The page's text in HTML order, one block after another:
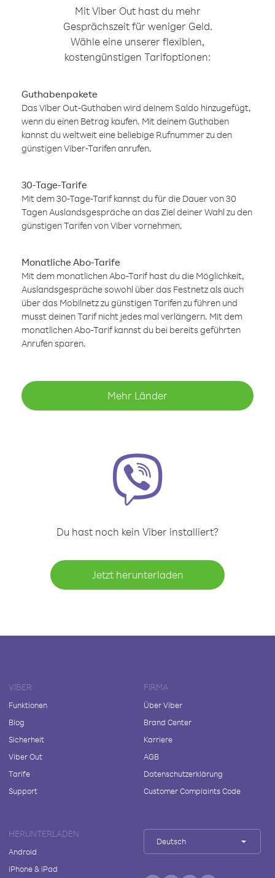
Mit Viber Out hast du mehr
Gesprächszeit für weniger Geld.
Wähle eine unserer flexiblen,
kostengünstigen Tarifoptionen:
Guthabenpakete
Das Viber Out-Guthaben wird deinem Saldo hinzugefügt,
wenn du einen Betrag kaufen. Mit deinem Guthaben
kannst du weltweit eine beliebige Rufnummer zu den
günstigen Viber-Tarifen anrufen.
30-Tage-Tarife
Mit dem 30-Tage-Tarif kannst du für die Dauer von 30
Tagen Auslandsgespräche an das Ziel deiner Wahl zu den
günstigen Tarifen von Viber vornehmen.
Monatliche Abo-Tarife
Mit dem monatlichen Abo-Tarif hast du die Möglichkeit,
Auslandsgespräche sowohl über das Festnetz als auch
über das Mobilnetz zu günstigen Tarifen zu führen und
musst deinen Tarif nicht jedes mal verlängern. Mit dem
monatlichen Abo-Tarif kannst du bei bereits geführten
Anrufen sparen.
Mehr Länder
Du hast noch kein Viber installiert?
Jetzt herunterladen
VIBER
Funktionen
Blog
Sicherheit
Viber Out
Tarife
Support
FIRMA
Über Viber
Brand Center
Karriere
AGB
Datenschutzerklärung
Customer Complaints Code
HERUNTERLADEN
Android
iPhone & iPad
Deutsch